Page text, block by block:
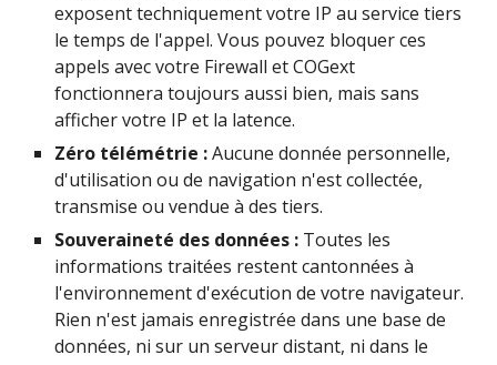
exposent techniquement votre IP au service tiers
le temps de l'appel. Vous pouvez bloquer ces
appels avec votre Firewall et COGext
fonctionnera toujours aussi bien, mais sans
afficher votre IP et la latence.
Zéro télémétrie :Aucune donnée personnelle,
d'utilisation ou de navigation n'est collectée,
transmise ou vendue à des tiers.
Souveraineté des données : Toutes les
informations traitées restent cantonnées à
l'environnement d'exécution de votre navigateur.
Rien n'est jamais enregistrée dans une base de
données, ni sur un serveur distant, ni dans le